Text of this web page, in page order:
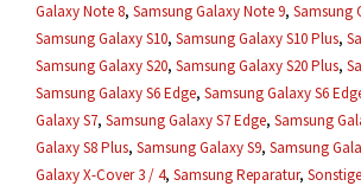
Galaxy Note 8, Samsung Galaxy Note 9, Samsung
Samsung Galaxy S10, Samsung Galaxy S10 Plus,
Samsung Galaxy S20, Samsung Galaxy S20 Plus,
Samsung Galaxy S6 Edge, Samsung Galaxy S6
Galaxy S7, Samsung Galaxy S7 Edge, Samsung
Galaxy S8 Plus, Samsung Galaxy S9, Samsung
Galaxy X-Cover 3 / 4, Samsung Reparatur,